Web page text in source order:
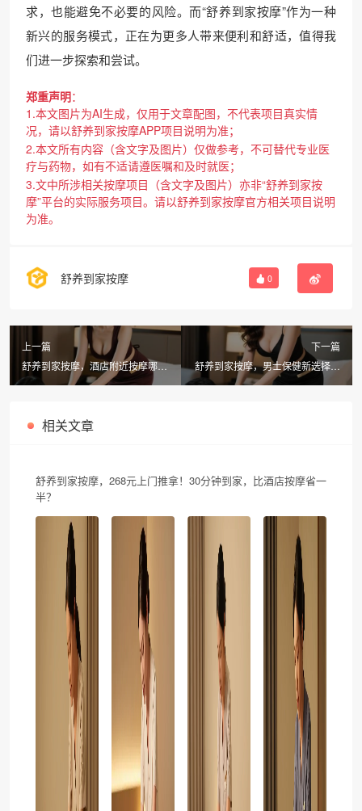
求，也能避免不必要的风险。而“舒养到家按摩”作为一种
新兴的服务模式，正在为更多人带来便利和舒适，值得我
们进一步探索和尝试。
郑重声明：
1.本文图片为AI生成，仅用于文章配图，不代表项目真实情
况，请以舒养到家按摩APP项目说明为准；
2.本文所有内容（含文字及图片）仅做参考，不可替代专业医
疗与药物，如有不适请遵医嘱和及时就医；
3.文中所涉相关按摩项目（含文字及图片）亦非“舒养到家按
摩”平台的实际服务项目。请以舒养到家按摩官方相关项目说明
为准。
舒养到家按摩 0
上一篇
舒养到家按摩，酒店附近按摩哪家
强？贴心服务全解析
下一篇
舒养到家按摩，男士保健新选择，
享受专业spa养生体验
相关文章
舒养到家按摩，268元上门推拿！30分钟到家，比酒店按摩省一
半？